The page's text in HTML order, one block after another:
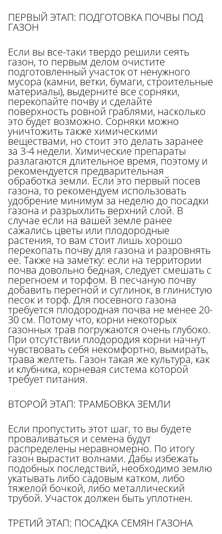
ПЕРВЫЙ ЭТАП: ПОДГОТОВКА ПОЧВЫ ПОД
ГАЗОН
Если вы все-таки твердо решили сеять
газон, то первым делом очистите
подготовленный участок от ненужного
мусора (камни, ветки, бумаги, строительные
материалы), выдерните все сорняки,
перекопайте почву и сделайте
поверхность ровной граблями, насколько
это будет возможно. Сорняки можно
уничтожить также химическими
веществами, но стоит это делать заранее
за 3-4 недели. Химические препараты
разлагаются длительное время, поэтому и
рекомендуется предварительная
обработка земли. Если это первый посев
газона, то рекомендуем использовать
удобрение минимум за неделю до посадки
газона и разрыхлить верхний слой. В
случае если на вашей земле ранее
сажались цветы или плодородные
растения, то вам стоит лишь хорошо
перекопать почву для газона и разровнять
ее. Также на заметку: если на территории
почва довольно бедная, следует смешать с
перегноем и торфом. В песчаную почву
добавить перегной и суглинок, в глинистую
песок и торф. Для посевного газона
требуется плодородная почва не менее 20-
30 см. Потому что, корни некоторых
газонных трав погружаются очень глубоко.
При отсутствии плодородия корни начнут
чувствовать себя некомфортно, вымирать,
трава желтеть. Газон такая же культура, как
и клубника, корневая система которой
требует питания.
ВТОРОЙ ЭТАП: ТРАМБОВКА ЗЕМЛИ
Если пропустить этот шаг, то вы будете
проваливаться и семена будут
распределены неравномерно. По итогу
газон вырастит волнами. Дабы избежать
подобных последствий, необходимо землю
укатывать либо садовым катком, либо
тяжелой бочкой, либо металлический
трубой. Участок должен быть уплотнен.
ТРЕТИЙ ЭТАП: ПОСАДКА СЕМЯН ГАЗОНА